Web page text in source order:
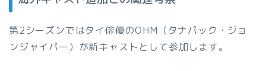
第2シーズンではタイ俳優のOHM（タナパック・ジョ
ンジャイパー）が新キャストとして参加します。